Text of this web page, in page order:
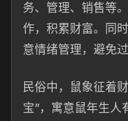
务、管理、销售等
作，积累财富。同
意情绪管理，避免过
民俗中，鼠象征着
宝”，寓意鼠年生人